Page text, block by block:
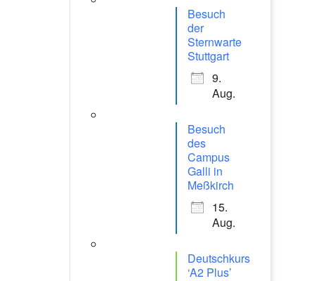
Besuch
der
Sternwarte
Stuttgart
9.
Aug.
Besuch
des
Campus
Galli in
Meßkirch
15.
Aug.
Deutschkurs
‘A2 Plus’